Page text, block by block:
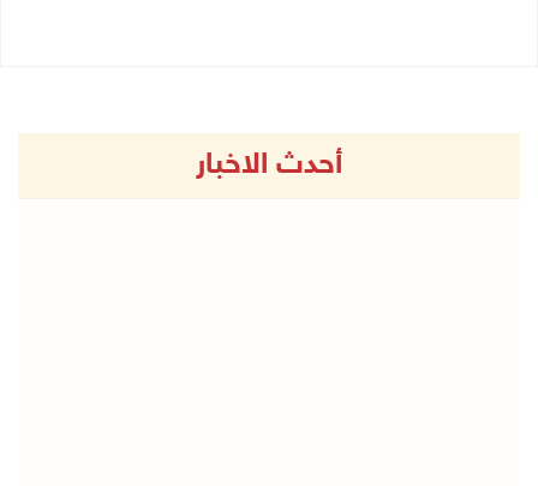
أحدث الاخبار